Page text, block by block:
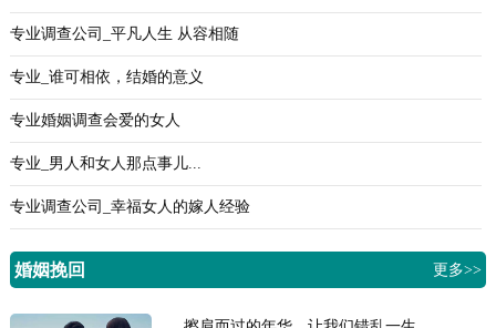
专业调查公司_平凡人生 从容相随
专业_谁可相依，结婚的意义
专业婚姻调查会爱的女人
专业_男人和女人那点事儿...
专业调查公司_幸福女人的嫁人经验
婚姻挽回 更多>>